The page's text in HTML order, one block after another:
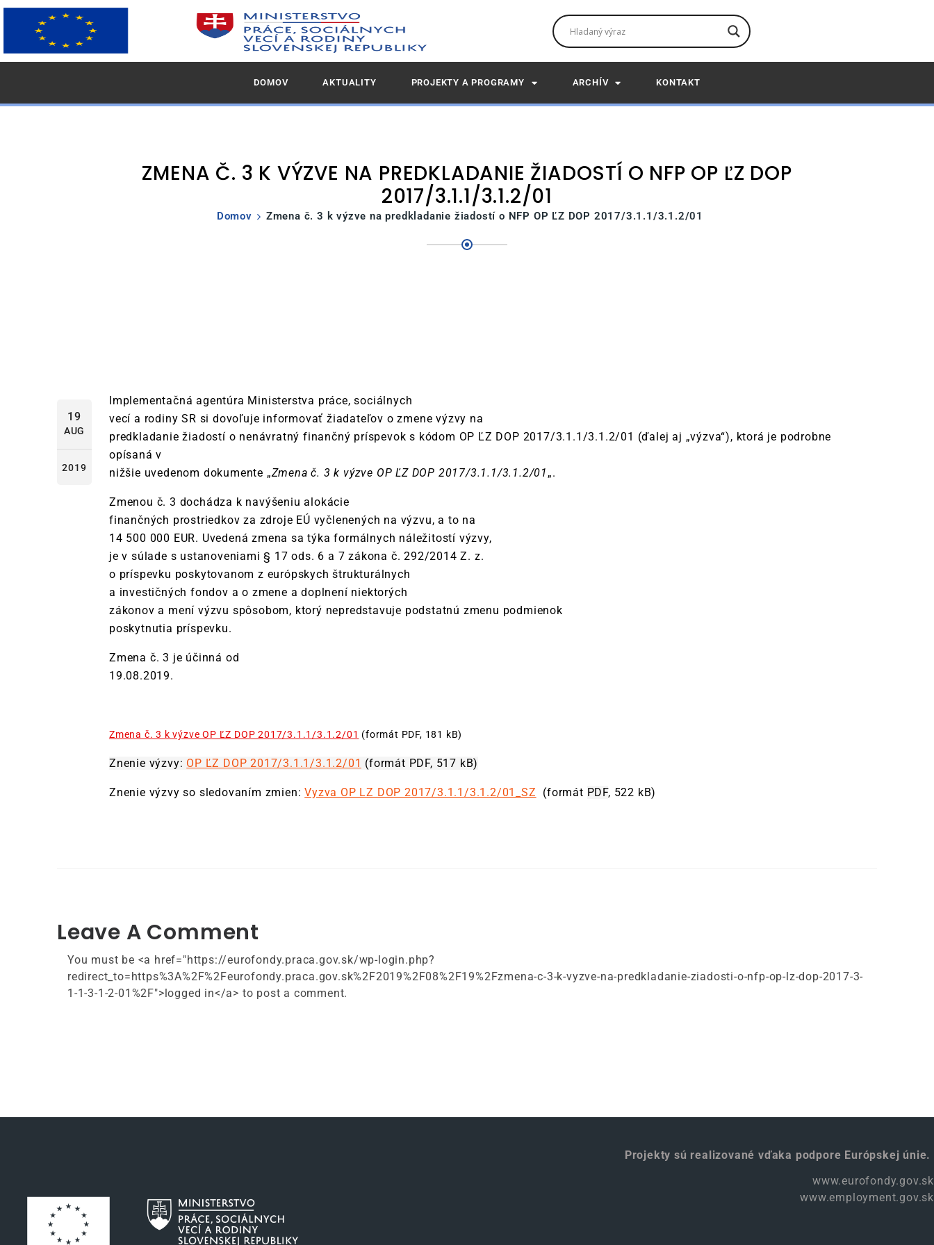
DOMOV AKTUALITY PROJEKTY A PROGRAMY ARCHÍV KONTAKT
ZMENA Č. 3 K VÝZVE NA PREDKLADANIE ŽIADOSTÍ O NFP OP ĽZ DOP
2017/3.1.1/3.1.2/01
Domov Zmena č. 3 k výzve na predkladanie žiadostí o NFP OP ĽZ DOP 2017/3.1.1/3.1.2/01
19
AUG
2019
Implementačná agentúra Ministerstva práce, sociálnych
vecí a rodiny SR si dovoľuje informovať žiadateľov o zmene výzvy na
predkladanie žiadostí o nenávratný finančný príspevok s kódom OP ĽZ DOP 2017/3.1.1/3.1.2/01 (ďalej aj „výzva“), ktorá je podrobne
opísaná v
nižšie uvedenom dokumente „Zmena č. 3 k výzve OP ĽZ DOP 2017/3.1.1/3.1.2/01 „.
Zmenou č. 3 dochádza k navýšeniu alokácie
finančných prostriedkov za zdroje EÚ vyčlenených na výzvu, a to na
14 500 000 EUR. Uvedená zmena sa týka formálnych náležitostí výzvy,
je v súlade s ustanoveniami § 17 ods. 6 a 7 zákona č. 292/2014 Z. z.
o príspevku poskytovanom z európskych štrukturálnych
a investičných fondov a o zmene a doplnení niektorých
zákonov a mení výzvu spôsobom, ktorý nepredstavuje podstatnú zmenu podmienok
poskytnutia príspevku.
Zmena č. 3 je účinná od
19.08.2019.
Zmena č. 3 k výzve OP ĽZ DOP 2017/3.1.1/3.1.2/01 (formát PDF, 181 kB)
Znenie výzvy: OP ĽZ DOP 2017/3.1.1/3.1.2/01 (formát PDF, 517 kB)
Znenie výzvy so sledovaním zmien:Vyzva OP LZ DOP 2017/3.1.1/3.1.2/01_SZ (formát PDF, 522 kB)
Leave A Comment
You must be <a href="https://eurofondy.praca.gov.sk/wp-login.php?
redirect_to=https%3A%2F%2Feurofondy.praca.gov.sk%2F2019%2F08%2F19%2Fzmena-c-3-k-vyzve-na-predkladanie-ziadosti-o-nfp-op-lz-dop-2017-3-
1-1-3-1-2-01%2F">logged in</a> to post a comment.
Projekty sú realizované vďaka podpore Európskej únie.
www.eurofondy.gov.sk
www.employment.gov.sk